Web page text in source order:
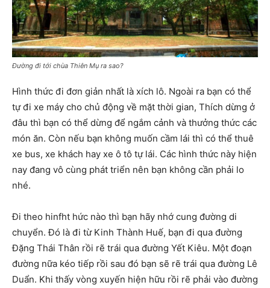
Đường đi tới chùa Thiên Mụ ra sao?
Hình thức đi đơn giản nhất là xích lô. Ngoài ra bạn có thể
tự đi xe máy cho chủ động về mặt thời gian, Thích dừng ở
đâu thì bạn có thể dừng để ngắm cảnh và thưởng thức các
món ăn. Còn nếu bạn không muốn cầm lái thì có thể thuê
xe bus, xe khách hay xe ô tô tự lái. Các hình thức này hiện
nay đang vô cùng phát triển nên bạn không cần phải lo
nhé.
Đi theo hinfht hức nào thì bạn hãy nhớ cung đường di
chuyển. Đó là đi từ Kinh Thành Huế, bạn đi qua đường
Đặng Thái Thân rồi rẽ trái qua đường Yết Kiêu. Một đoạn
đường nữa kéo tiếp rồi sau đó bạn sẽ rẽ trái qua đường Lê
Duẩn. Khi thấy vòng xuyến hiện hữu rồi rẽ phải vào đường